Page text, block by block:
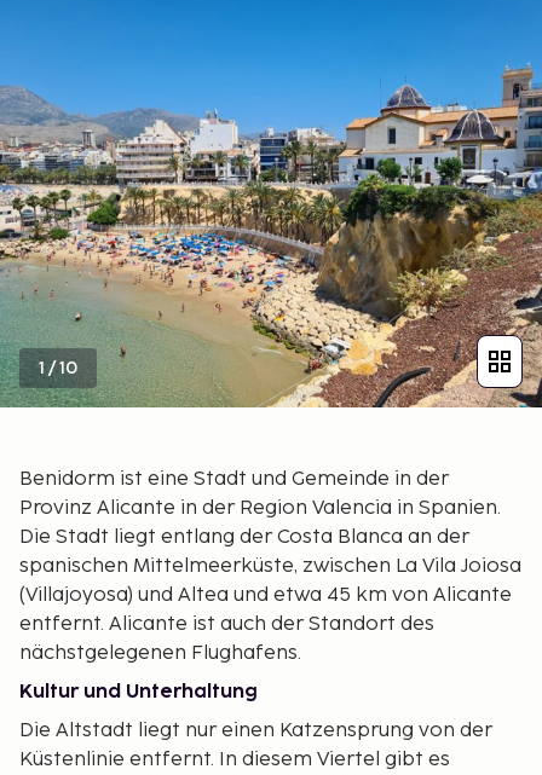
1/10
Benidorm ist eine Stadt und Gemeinde in der
Provinz Alicante in der Region Valencia in Spanien.
Die Stadt liegt entlang der Costa Blanca an der
spanischen Mittelmeerküste, zwischen La Vila Joiosa
(Villajoyosa) und Altea und etwa 45 km von Alicante
entfernt. Alicante ist auch der Standort des
nächstgelegenen Flughafens.
Kultur und Unterhaltung
Die Altstadt liegt nur einen Katzensprung von der
Küstenlinie entfernt. In diesem Viertel gibt es